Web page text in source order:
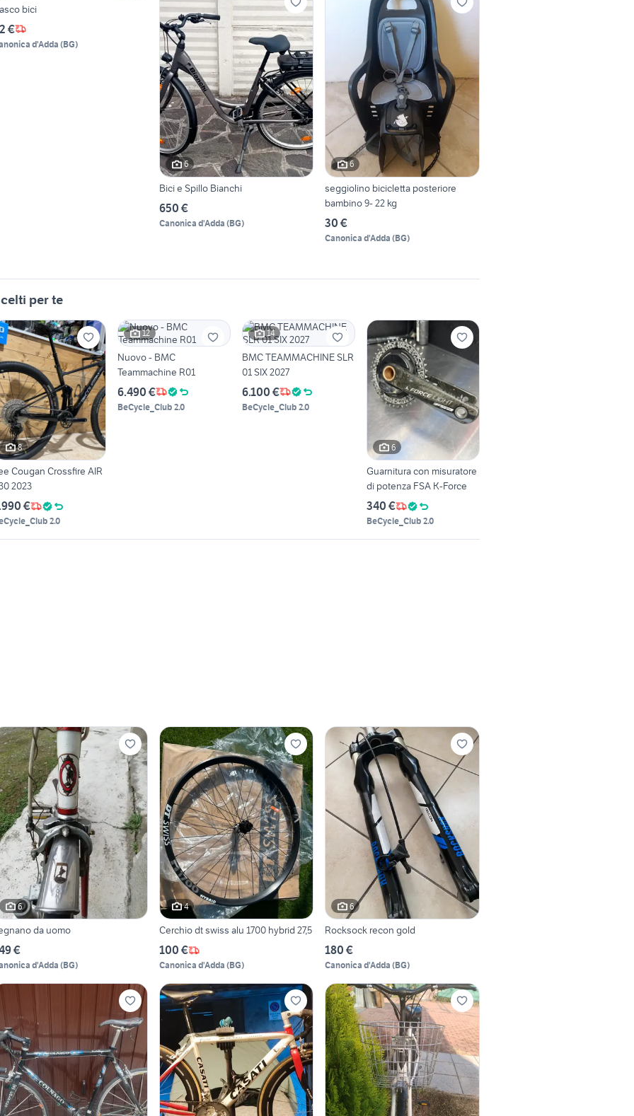
bici
€
d'Adda (BG)
6
Bici e Spillo Bianchi
650 €
Canonica d'Adda (BG)
6
seggiolino bicicletta posteriore
bambino 9- 22 kg
30 €
Canonica d'Adda (BG)
per te
8
Cougan Crossfire AIR
2023
€
2.0
12
Nuovo - BMC
Teammachine R01
6.490 €
BeCycle_Club 2.0
14
BMC TEAMMACHINE SLR
01 SIX 2027
6.100 €
BeCycle_Club 2.0
6
Guarnitura con misuratore
di potenza FSA K-Force
340 €
BeCycle_Club 2.0
6
da uomo
€
d'Adda (BG)
4
Cerchio dt swiss alu 1700 hybrid 27,5
100 €
Canonica d'Adda (BG)
6
Rocksock recon gold
180 €
Canonica d'Adda (BG)